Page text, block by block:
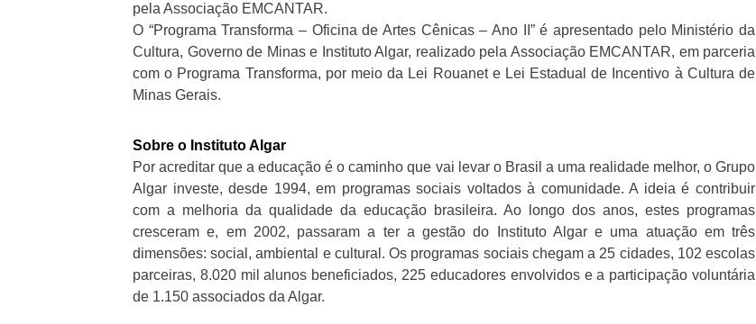
pela Associação EMCANTAR.
O “Programa Transforma – Oficina de Artes Cênicas – Ano II” é apresentado pelo Ministério da
Cultura, Governo de Minas e Instituto Algar, realizado pela Associação EMCANTAR, em parceria
com o Programa Transforma, por meio da Lei Rouanet e Lei Estadual de Incentivo à Cultura de
Minas Gerais.
Sobre o Instituto Algar
Por acreditar que a educação é o caminho que vai levar o Brasil a uma realidade melhor, o Grupo
Algar investe, desde 1994, em programas sociais voltados à comunidade. A ideia é contribuir
com a melhoria da qualidade da educação brasileira. Ao longo dos anos, estes programas
cresceram e, em 2002, passaram a ter a gestão do Instituto Algar e uma atuação em três
dimensões: social, ambiental e cultural. Os programas sociais chegam a 25 cidades, 102 escolas
parceiras, 8.020 mil alunos beneficiados, 225 educadores envolvidos e a participação voluntária
de 1.150 associados da Algar.